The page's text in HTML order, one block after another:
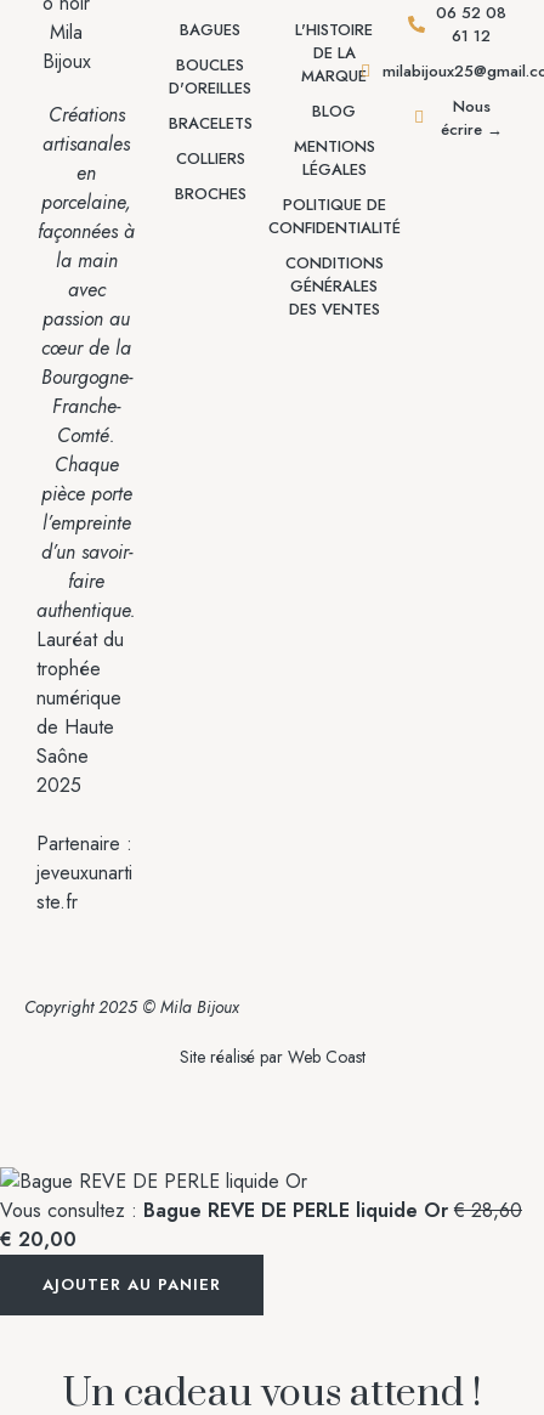
Créations
artisanales
en
porcelaine,
façonnées à
la main
avec
passion au
cœur de la
Bourgogne-
Franche-
Comté.
Chaque
pièce porte
l’empreinte
d’un savoir-
faire
authentique.
Lauréat du
trophée
numérique
de Haute
Saône
2025
Partenaire :
jeveuxunarti
ste.fr
BAGUES
BOUCLES
D'OREILLES
BRACELETS
COLLIERS
BROCHES
L'HISTOIRE
DE LA
MARQUE
BLOG
MENTIONS
LÉGALES
POLITIQUE DE
CONFIDENTIALITÉ
CONDITIONS
GÉNÉRALES
DES VENTES
06 52 08
61 12
Nous
écrire →
Copyright 2025 © Mila Bijoux
Site réalisé par Web Coast
Vous consultez : Bague REVE DE PERLE liquide Or €28,60
€ 20,00
AJOUTER AU PANIER
Un cadeau vous attend !